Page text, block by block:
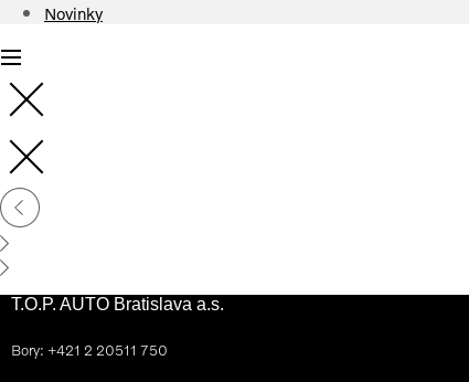
Novinky
T.O.P. AUTO Bratislava a.s.
Bory: +421 2 20511 750